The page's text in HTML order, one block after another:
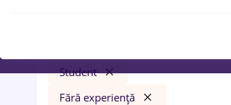
Student
Fără experiență